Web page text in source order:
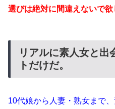
選びは絶対に間違えないで欲
リアルに素人女と出
トだけだ。
10代娘から人妻・熟女まで